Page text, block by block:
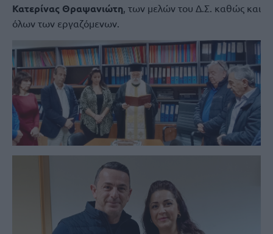
Κατερίνας Θραψανιώτη, των μελών του Δ.Σ. καθώς και
όλων των εργαζόμενων.